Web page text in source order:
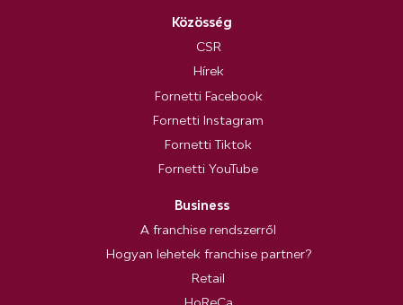
Közösség
CSR
Hírek
Fornetti Facebook
Fornetti Instagram
Fornetti Tiktok
Fornetti YouTube
Business
A franchise rendszerről
Hogyan lehetek franchise partner?
Retail